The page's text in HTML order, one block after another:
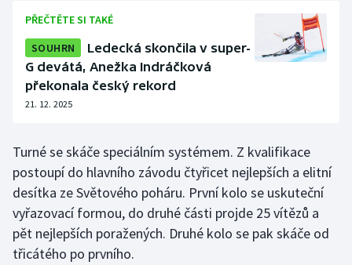
PŘEČTĚTE SI TAKÉ
SOUHRN
Ledecká skončila v super-
G devátá, Anežka Indráčková
překonala český rekord
21. 12. 2025
Turné se skáče speciálním systémem. Z kvalifikace
postoupí do hlavního závodu čtyřicet nejlepších a elitní
desítka ze Světového poháru. První kolo se uskuteční
vyřazovací formou, do druhé části projde 25 vítězů a
pět nejlepších poražených. Druhé kolo se pak skáče od
třicátého po prvního.